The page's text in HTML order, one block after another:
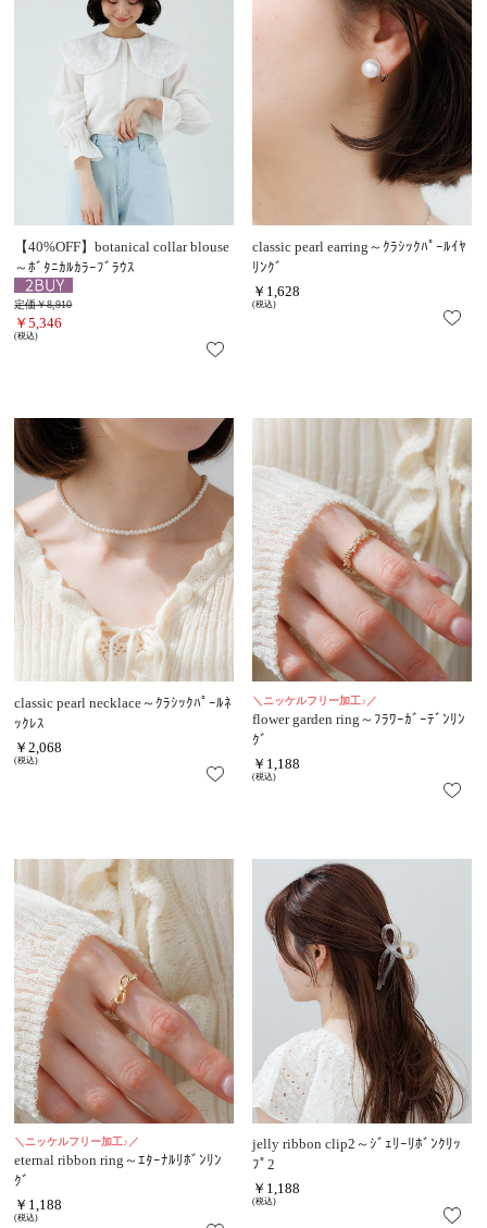
【40%OFF】botanical collar blouse
～ﾎﾞﾀﾆｶﾙｶﾗｰﾌﾞﾗｳｽ
定価￥8,910
￥5,346
(税込)
classic pearl earring～ｸﾗｼｯｸﾊﾟｰﾙｲﾔ
ﾘﾝｸﾞ
￥1,628
(税込)
classic pearl necklace～ｸﾗｼｯｸﾊﾟｰﾙﾈ
ｯｸﾚｽ
￥2,068
(税込)
＼ニッケルフリー加工♪／
flower garden ring～ﾌﾗﾜｰｶﾞｰﾃﾞﾝﾘﾝ
ｸﾞ
￥1,188
(税込)
＼ニッケルフリー加工♪／
eternal ribbon ring～ｴﾀｰﾅﾙﾘﾎﾞﾝﾘﾝ
ｸﾞ
￥1,188
(税込)
jelly ribbon clip2～ｼﾞｪﾘｰﾘﾎﾞﾝｸﾘｯ
ﾌﾟ2
￥1,188
(税込)